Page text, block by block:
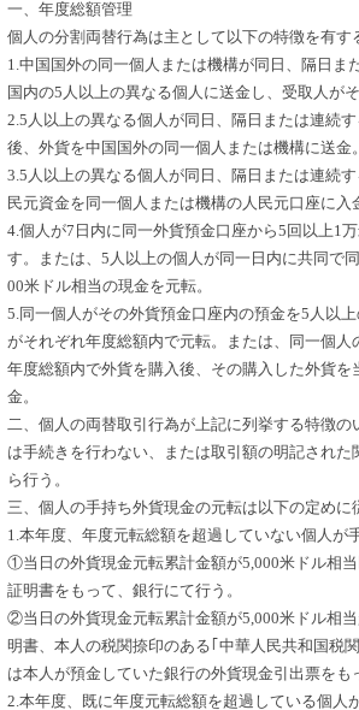
一、年度総額管理
個人の分割両替行為は主として以下の特徴を有す
1.中国国外の同一個人または機構が同日、隔日ま
国内の5人以上の異なる個人に送金し、受取人がそ
2.5人以上の異なる個人が同日、隔日または連続
後、外貨を中国国外の同一個人または機構に送金。
3.5人以上の異なる個人が同日、隔日または連続
民元資金を同一個人または機構の人民元口座に入
4.個人が7日内に同一外貨預金口座から5回以上1
す。または、5人以上の個人が同一日内に共同で
00米ドル相当の現金を元転。
5.同一個人がその外貨預金口座内の預金を5人以
がそれぞれ年度総額内で元転。または、同一個
年度総額内で外貨を購入後、その購入した外貨を
金。
二、個人の両替取引行為が上記に列挙する特徴
は手続きを行わない、または取引額の明記され
ら行う。
三、個人の手持ち外貨現金の元転は以下の定めに
1.本年度、年度元転総額を超過していない個人が
①当日の外貨現金元転累計金額が5,000米ドル相
証明書をもって、銀行にて行う。
②当日の外貨現金元転累計金額が5,000米ドル相
明書、本人の税関捺印のある｢中華人民共和国税
は本人が預金していた銀行の外貨現金引出票をも
2.本年度、既に年度元転総額を超過している個人